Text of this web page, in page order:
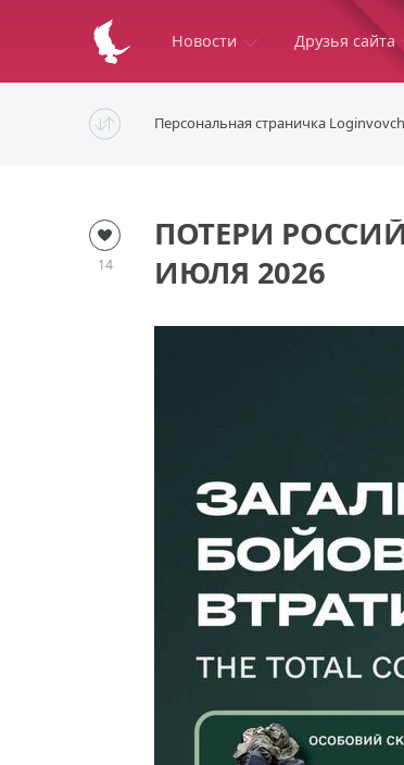
Новости Друзья сайта
Персональная страничка
ПОТЕРИ
ИЮЛЯ 2026
14